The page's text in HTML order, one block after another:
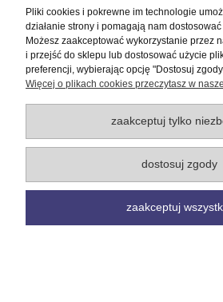
O nas
pokaż pełną wersję
Sklep internetowy Shoper
Pliki cookies i pokrewne im technologie
działanie strony i pomagają nam
Możesz zaakceptować wykorzystanie przez
i przejść do sklepu lub dostosować użycie
preferencji, wybierając opcję "Dostosuj
Więcej o plikach cookies przeczytasz w
zaakceptuj tylko
dostosuj zgody
zaakceptuj